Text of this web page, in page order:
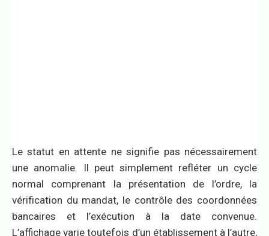
Le statut en attente ne signifie pas nécessairement
une anomalie. Il peut simplement refléter un cycle
normal comprenant la présentation de l’ordre, la
vérification du mandat, le contrôle des coordonnées
bancaires et l’exécution à la date convenue.
L’affichage varie toutefois d’un établissement à l’autre,